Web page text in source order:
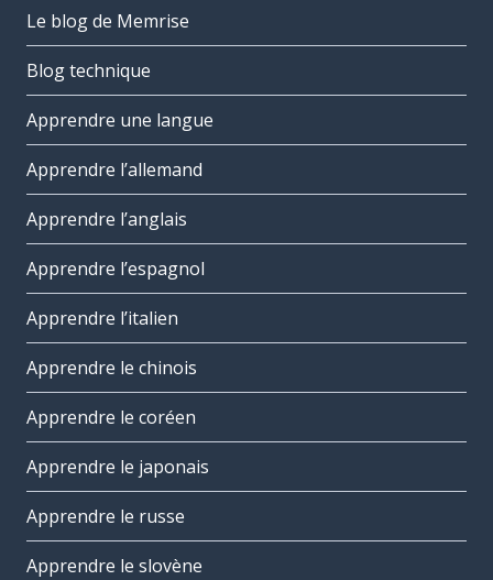
Le blog de Memrise
Blog technique
Apprendre une langue
Apprendre l’allemand
Apprendre l’anglais
Apprendre l’espagnol
Apprendre l’italien
Apprendre le chinois
Apprendre le coréen
Apprendre le japonais
Apprendre le russe
Apprendre le slovène